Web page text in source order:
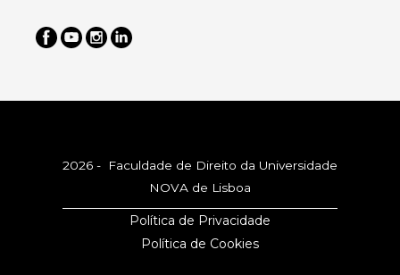
2026 - Faculdade de Direito da Universidade
NOVA de Lisboa
Política de Privacidade
Política de Cookies